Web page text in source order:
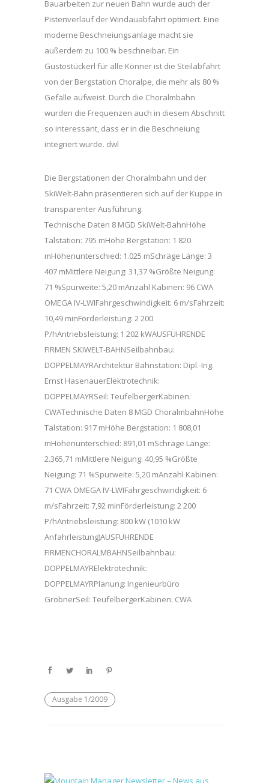
Bauarbeiten zur neuen Bahn wurde auch der
Pistenverlauf der Windauabfahrt optimiert. Eine
moderne Beschneiungsanlage macht sie
außerdem zu 100 % beschneibar. Ein
Gustostückerl für alle Könner ist die Steilabfahrt
von der Bergstation Choralpe, die mehr als 80 %
Gefälle aufweist. Durch die Choralmbahn
wurden die Frequenzen auch in diesem Abschnitt
so interessant, dass er in die Beschneiung
integriert wurde. dwl
Die Bergstationen der Choralmbahn und der
SkiWelt-Bahn präsentieren sich auf der Kuppe in
transparenter Ausführung.
Technische Daten 8 MGD SkiWelt-BahnHöhe
Talstation: 795 mHöhe Bergstation: 1 820
mHöhenunterschied: 1.025 mSchräge Länge: 3
407 mMittlere Neigung: 31,37 %Größte Neigung:
71 %Spurweite: 5,20 mAnzahl Kabinen: 96 CWA
OMEGA IV-LWIFahrgeschwindigkeit: 6 m/sFahrzeit:
10,49 minFörderleistung: 2 200
P/hAntriebsleistung: 1 202 kWAUSFÜHRENDE
FIRMEN SKIWELT-BAHNSeilbahnbau:
DOPPELMAYRArchitektur Bahnstation: Dipl.-Ing.
Ernst HasenauerElektrotechnik:
DOPPELMAYRSeil: TeufelbergerKabinen:
CWATechnische Daten 8 MGD ChoralmbahnHöhe
Talstation: 917 mHöhe Bergstation: 1 808,01
mHöhenunterschied: 891,01 mSchräge Länge:
2.365,71 mMittlere Neigung: 40,95 %Größte
Neigung: 71 %Spurweite: 5,20 mAnzahl Kabinen:
71 CWA OMEGA IV-LWIFahrgeschwindigkeit: 6
m/sFahrzeit: 7,92 minFörderleistung: 2 200
P/hAntriebsleistung: 800 kW (1010 kW
Anfahrleistung)AUSFÜHRENDE
FIRMENCHORALMBAHNSeilbahnbau:
DOPPELMAYRElektrotechnik:
DOPPELMAYRPlanung: Ingenieurbüro
GröbnerSeil: TeufelbergerKabinen: CWA
Ausgabe 1/2009